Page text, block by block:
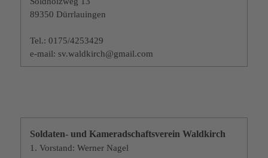
89350 Dürrlauingen
Tel.: 0175/4253429
e-mail: sv.waldkirch@gmail.com
Soldaten- und Kameradschaftsverein Waldkirch
1. Vorstand: Werner Nagel